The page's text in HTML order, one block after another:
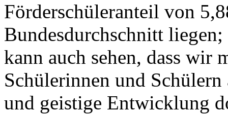
Förderschüleranteil von
Bundesdurchschnitt
kann auch sehen, dass wir
Schülerinnen und
und geistige Entwicklung